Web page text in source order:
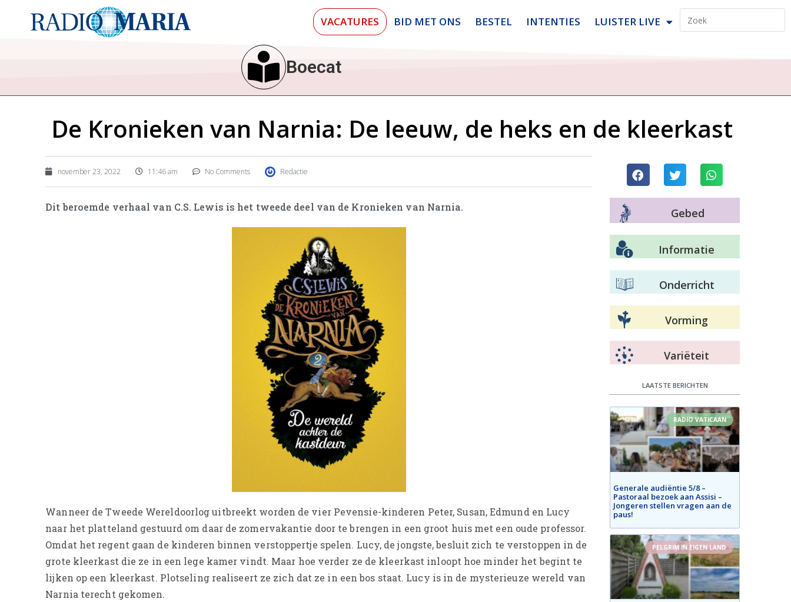
VACATURES BID MET ONS BESTEL INTENTIES LUISTER LIVE
Boecat
De Kronieken van Narnia: De leeuw, de heks en de kleerkast
november 23, 2022 11:46 am No Comments Redactie
Dit beroemde verhaal van C.S. Lewis is het tweede deel van de Kronieken van Narnia.
Wanneer de Tweede Wereldoorlog uitbreekt worden de vier Pevensie-kinderen Peter, Susan, Edmund en Lucy
naar het platteland gestuurd om daar de zomervakantie door te brengen in een groot huis met een oude professor.
Omdat het regent gaan de kinderen binnen verstoppertje spelen. Lucy, de jongste, besluit zich te verstoppen in de
grote kleerkast die ze in een lege kamer vindt. Maar hoe verder ze de kleerkast inloopt hoe minder het begint te
lijken op een kleerkast. Plotseling realiseert ze zich dat ze in een bos staat. Lucy is in de mysterieuze wereld van
Narnia terecht gekomen.
Gebed
Informatie
Onderricht
Vorming
Variëteit
LAATSTE BERICHTEN
RADIO VATICAAN
Generale audiëntie 5/8 –
Pastoraal bezoek aan Assisi –
Jongeren stellen vragen aan de
paus!
PELGRIM IN EIGEN LAND